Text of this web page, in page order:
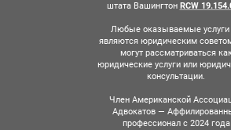
штата Вашингтон RCW
Любые оказываемые услуги
являются юридическим
могут рассматриваться
юридические услуги или
консультации.
Член Американской
Адвокатов —
профессионал с 2024 года